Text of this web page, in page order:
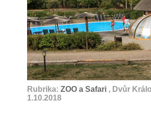
Rubrika: ZOO a Safari , Dvůr
1.10.2018